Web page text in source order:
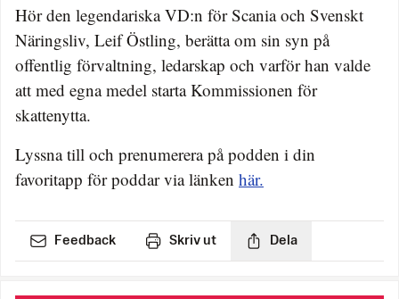
Hör den legendariska VD:n för Scania och Svenskt
Näringsliv, Leif Östling, berätta om sin syn på
offentlig förvaltning, ledarskap och varför han valde
att med egna medel starta Kommissionen för
skattenytta.
Lyssna till och prenumerera på podden i din
favoritapp för poddar via länken här.
Feedback Skriv ut Dela